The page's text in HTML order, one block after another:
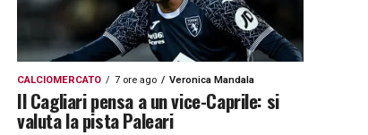
CALCIOMERCATO 7 ore ago Veronica Mandala
Il Cagliari pensa a un vice-Caprile: si
valuta la pista Paleari